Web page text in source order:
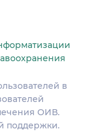
в
ОИВ.
поддержки.